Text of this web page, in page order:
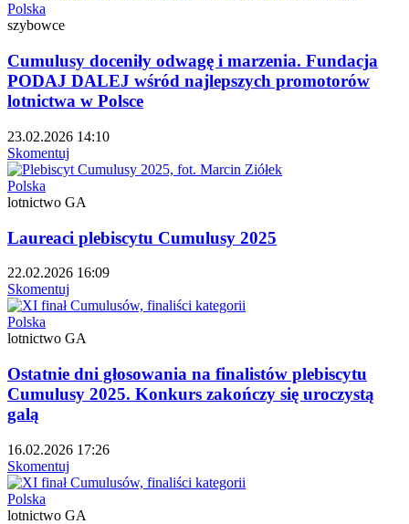
Polska
szybowce
Cumulusy doceniły odwagę i marzenia. Fundacja
PODAJ DALEJ wśród najlepszych promotorów
lotnictwa w Polsce
23.02.2026 14:10
Skomentuj
Polska
lotnictwo GA
Laureaci plebiscytu Cumulusy 2025
22.02.2026 16:09
Skomentuj
Polska
lotnictwo GA
Ostatnie dni głosowania na finalistów plebiscytu
Cumulusy 2025. Konkurs zakończy się uroczystą
galą
16.02.2026 17:26
Skomentuj
Polska
lotnictwo GA